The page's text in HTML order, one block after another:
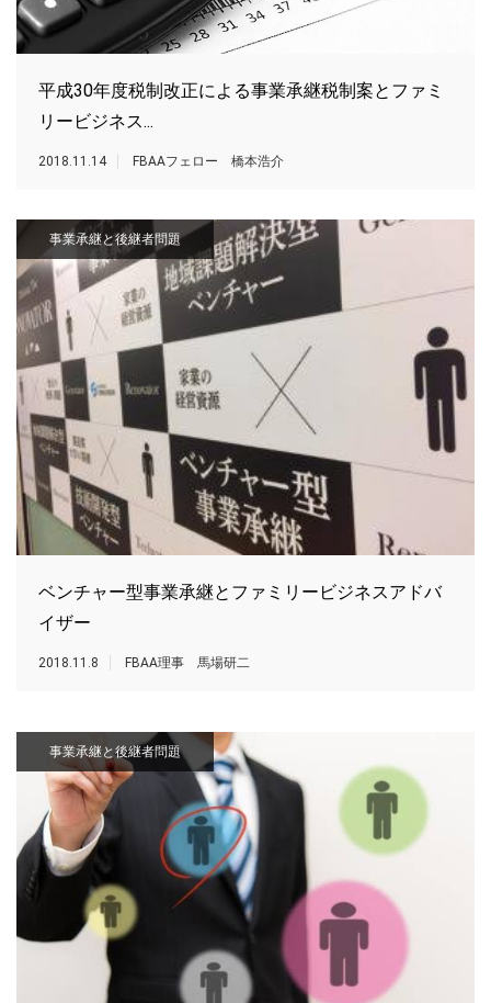
平成30年度税制改正による事業承継税制案とファミ
リービジネス...
2018.11.14 FBAAフェロー 橋本浩介
事業承継と後継者問題
ベンチャー型事業承継とファミリービジネスアドバ
イザー
2018.11.8 FBAA理事 馬場研二
事業承継と後継者問題